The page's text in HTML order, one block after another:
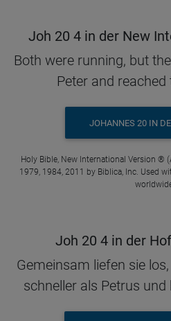
Joh 20 4 in der New
Both were running, but
Peter and
JOHANNES 20 IN
Holy Bible, New International Version ®
1979, 1984, 2011 by Biblica, Inc. Used
Joh 20 4 in der
Gemeinsam liefen sie
schneller als Petrus